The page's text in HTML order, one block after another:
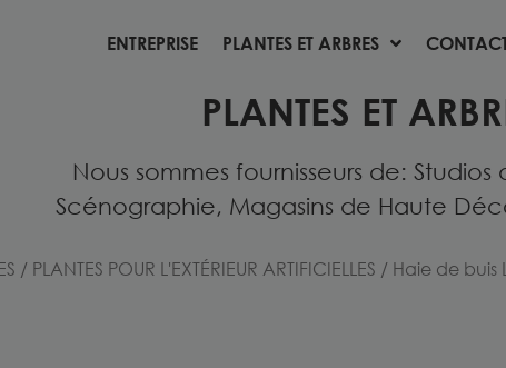
ENTREPRISE PLANTES ET ARBRES
ENTREPRISE PLANTES ET ARBRES
PLANTES ET
Nous sommes fournisseurs de:
Scénographie, Magasins de Haute
/ PLANTES POUR L'EXTÉRIEUR ARTIFICIELLES / Haie de buis